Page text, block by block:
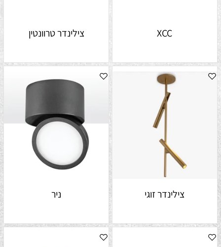
XCC צילינדר טרוונטין
צילינדר זוגי ניר